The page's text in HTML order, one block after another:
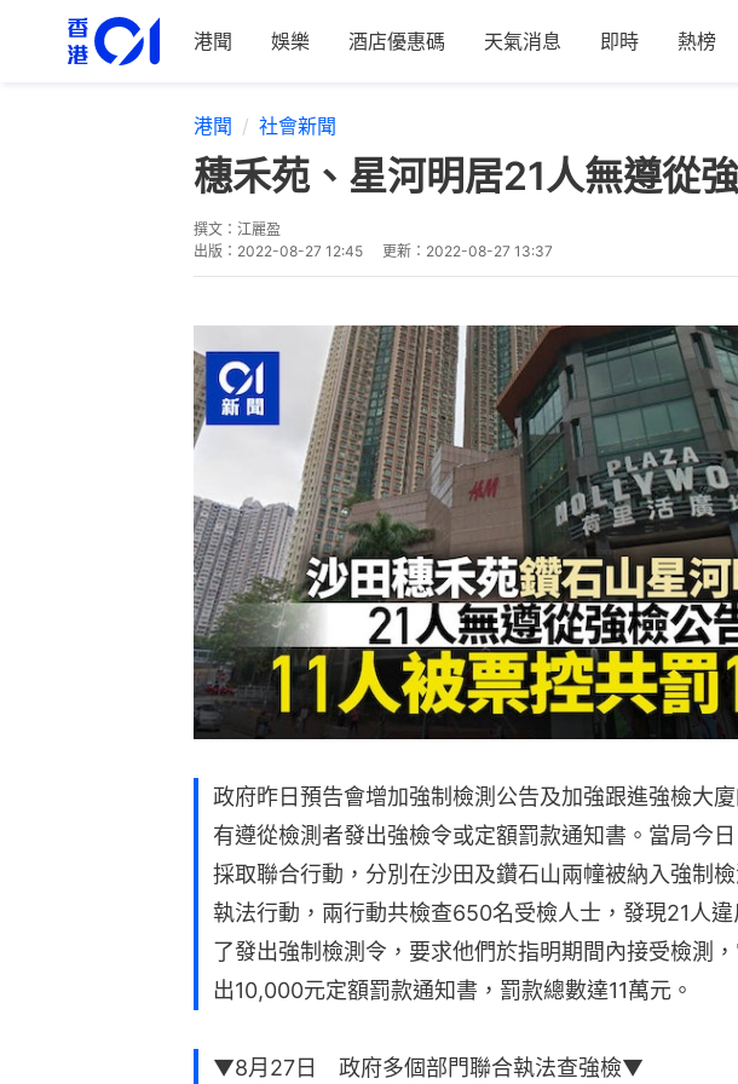
港聞 娛樂 酒店優惠碼 天氣消息 即時 熱榜
港聞 社會新聞
穗禾苑、星河明居21人無遵從
撰文： 江麗盈
出版： 2022-08-27 12:45 更新： 2022-08-27 13:37
政府昨日預告會增加強制檢測公告及加強跟進強檢大
有遵從檢測者發出強檢令或定額罰款通知書。當局今
採取聯合行動，分別在沙田及鑽石山兩幢被納入強制
執法行動，兩行動共檢查650名受檢人士，發現21人
了發出強制檢測令，要求他們於指明期間內接受檢測
出10,000元定額罰款通知書，罰款總數達11萬元。
▼8月27日 政府多個部門聯合執法查強檢▼